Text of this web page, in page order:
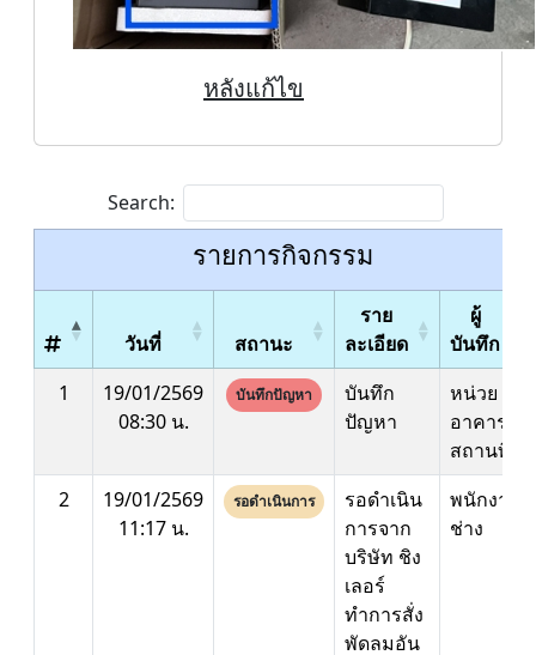
หลังแก้ไข
Search:
รายการกิจกรรม
วันที่ สถานะ
ราย
ละเอียด
ผู้
บันทึก
1
19/01/2569
08:30 น.
บันทึกปัญหา
บันทึก
ปัญหา
หน่วย
อาคาร
สถานที่
2
19/01/2569
11:17 น.
รอดำเนินการ
รอดำเนิน
การจาก
บริษัท ชิง
เลอร์
ทำการสั่ง
พัดลมอัน
พนักงาน
ช่าง